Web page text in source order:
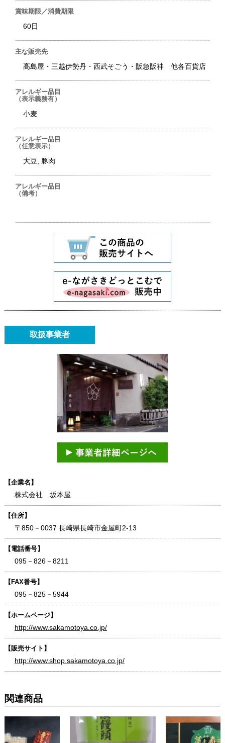
賞味期限／消費期限
60日
主な販売先
髙島屋・三越伊勢丹・西武そごう・阪急阪神 他各百貨店
アレルギー品目
（表示義務有）
小麦
アレルギー品目
（任意表示）
大豆, 豚肉
アレルギー品目
（備考）
取扱事業者
【企業名】
株式会社 坂本屋
【住所】
〒850－0037 長崎県長崎市金屋町2-13
【電話番号】
095－826－8211
【FAX番号】
095－825－5944
【ホームページ】
http://www.sakamotoya.co.jp/
【販売サイト】
http://www.shop.sakamotoya.co.jp/
関連商品